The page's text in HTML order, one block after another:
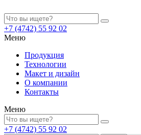
+7 (4742) 55 92 02
Меню
Продукция
Технологии
Макет и дизайн
О компании
Контакты
Меню
+7 (4742) 55 92 02